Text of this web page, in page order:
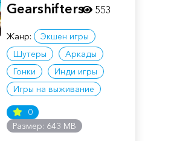
Gearshifters
Жанр:
Экшен игры
Шутеры
Аркады
Гонки
Инди игры
Игры на выживание
0
Размер: 643 MB
553